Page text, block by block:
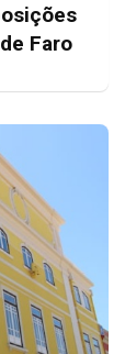
Faro